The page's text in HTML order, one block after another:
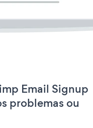
Email Signup
problemas ou